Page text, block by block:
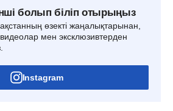
болып біліп отырыңыз
өзекті жаңалықтарынан,
мен эксклюзивтерден
Instagram